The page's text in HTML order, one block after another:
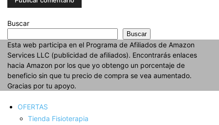
Buscar
Buscar
Esta web participa en el Programa de Afiliados de Amazon
Services LLC (publicidad de afiliados). Encontrarás enlaces
hacia Amazon por los que yo obtengo un porcentaje de
beneficio sin que tu precio de compra se vea aumentado.
Gracias por tu apoyo.
OFERTAS
Tienda Fisioterapia